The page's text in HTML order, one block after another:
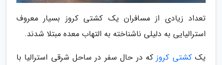
تعداد زیادی از مسافران یک کشتی کروز بسیار معروف
استرالیایی به دلیلی ناشناخته به التهاب معده مبتلا شدند.
یککشتی کروزکه در حال سفر در ساحل شرقی استرالیا با